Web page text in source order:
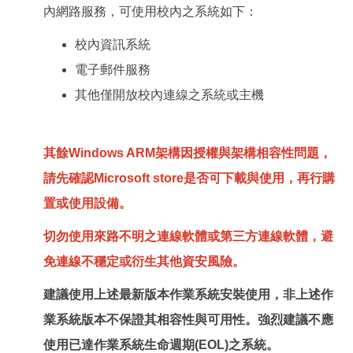
內網路服務，可使用校內之系統如下：
校內資訊系統
電子郵件服務
其他僅開放校內連線之系統或主機
其餘Windows ARM架構因授權與架構相容性問題，
請先確認Microsoft store是否可下載與使用，再行購
置或使用設備。
切勿使用來路不明之連線軟體或第三方連線軟體，避
免連線不穩定或衍生其他資安風險。
建議使用上述最新版本作業系統安裝使用，非上述作
業系統版本不保證其相容性與可用性。強烈建議不應
使用已達作業系統生命週期(EOL)之系統。